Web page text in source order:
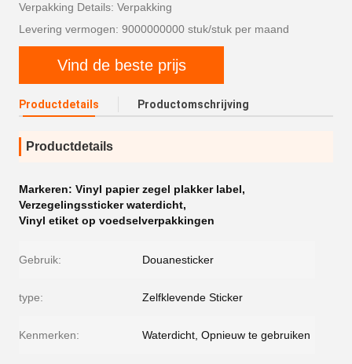
Verpakking Details: Verpakking
Levering vermogen: 9000000000 stuk/stuk per maand
Vind de beste prijs
Productdetails Productomschrijving
Productdetails
Markeren: Vinyl papier zegel plakker label,
Verzegelingssticker waterdicht,
Vinyl etiket op voedselverpakkingen
Gebruik: Douanesticker
type: Zelfklevende Sticker
Kenmerken: Waterdicht, Opnieuw te gebruiken